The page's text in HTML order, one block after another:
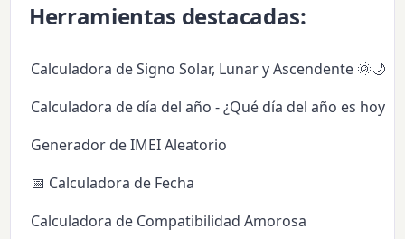
Herramientas destacadas:
Calculadora de Signo Solar, Lunar y Ascendente 🌞🌙✨
Calculadora de día del año - ¿Qué día del año es hoy?
Generador de IMEI Aleatorio
📅 Calculadora de Fecha
Calculadora de Compatibilidad Amorosa